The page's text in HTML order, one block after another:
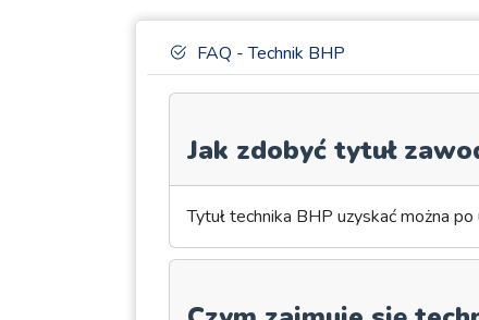
FAQ - Technik BHP
Jak zdobyć tytuł
Tytuł technika BHP uzyskać można